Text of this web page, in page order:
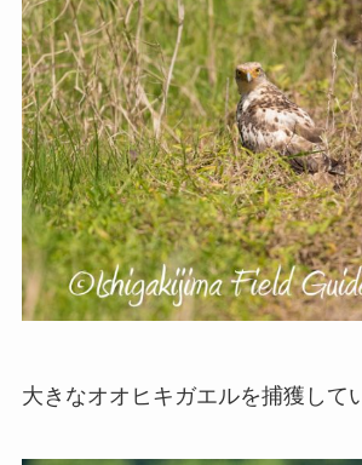
大きなオオヒキガエルを捕獲して